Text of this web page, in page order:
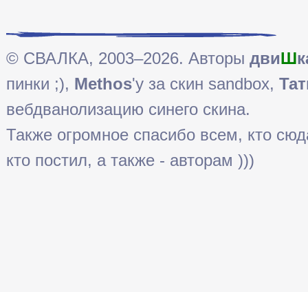
© СВАЛКА, 2003–2026. Авторы двиШ
пинки ;), Methos'у за скин sandbox,
вебдванолизацию синего скина.
Также огромное спасибо всем, кто
кто постил, а также - авторам )))